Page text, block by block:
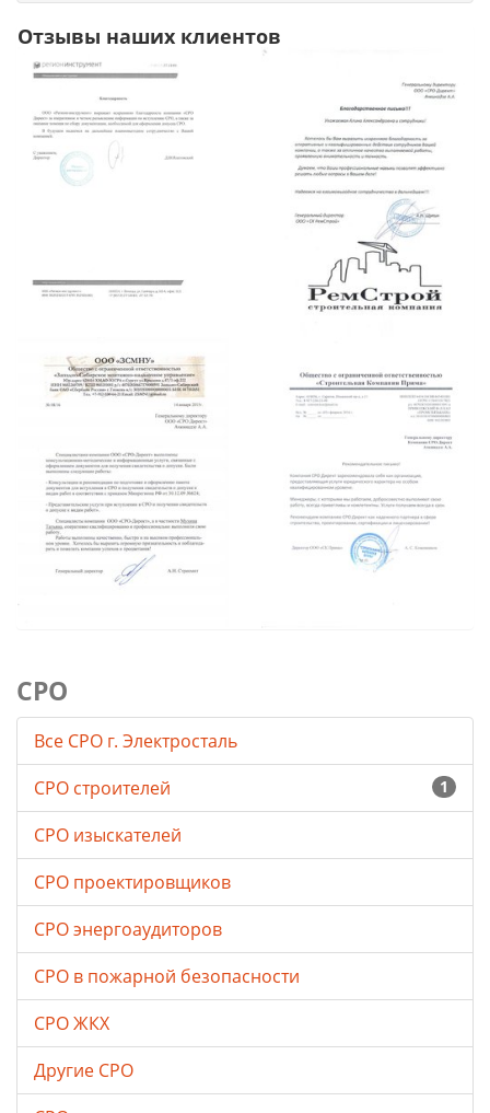
Отзывы наших клиентов
СРО
Все СРО г. Электросталь
1
СРО строителей
СРО изыскателей
СРО проектировщиков
СРО энергоаудиторов
СРО в пожарной безопасности
СРО ЖКХ
Другие СРО